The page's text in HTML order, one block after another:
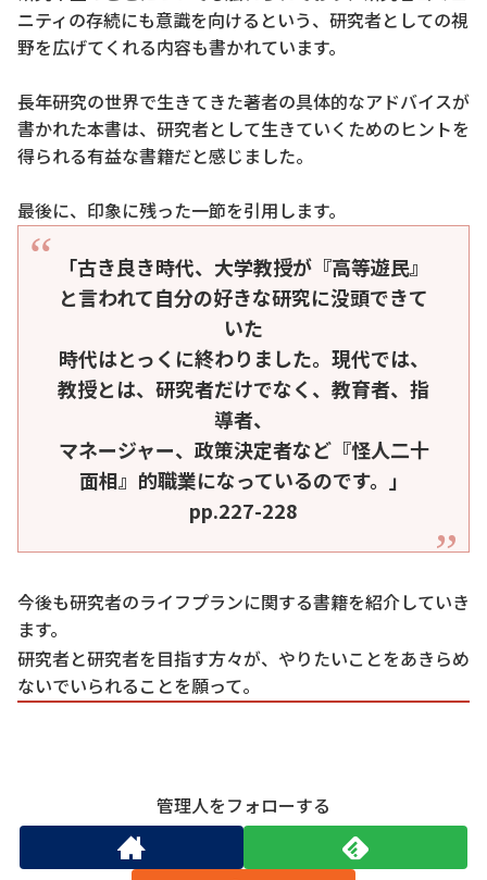
ニティの存続にも意識を向けるという、研究者としての視
野を広げてくれる内容も書かれています。
長年研究の世界で生きてきた著者の具体的なアドバイスが
書かれた本書は、研究者として生きていくためのヒントを
得られる有益な書籍だと感じました。
最後に、印象に残った一節を引用します。
「古き良き時代、大学教授が『高等遊民』
と言われて自分の好きな研究に没頭できて
いた
時代はとっくに終わりました。現代では、
教授とは、研究者だけでなく、教育者、指
導者、
マネージャー、政策決定者など『怪人二十
面相』的職業になっているのです。」
pp.227-228
今後も研究者のライフプランに関する書籍を紹介していき
ます。
研究者と研究者を目指す方々が、やりたいことをあきらめ
ないでいられることを願って。
管理人をフォローする